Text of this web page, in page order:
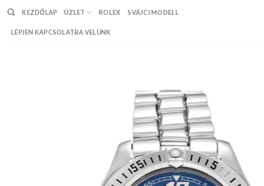
content
KEZDŐLAP ÜZLET ROLEX SVÁJCI MODELL
LÉPJEN KAPCSOLATBA VELÜNK